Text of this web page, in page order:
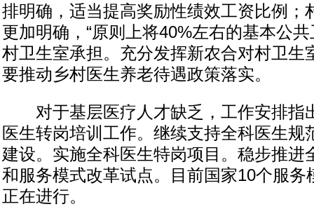
排明确，适当提高奖励性绩效工资比例；
更加明确，“原则上将40%左右的基本公
村卫生室承担。充分发挥新农合对村卫生
要推动乡村医生养老待遇政策落实。
对于基层医疗人才缺乏，工作安排指
医生转岗培训工作。继续支持全科医生规
建设。实施全科医生特岗项目。稳步推进
和服务模式改革试点。目前国家10个服务
正在进行。